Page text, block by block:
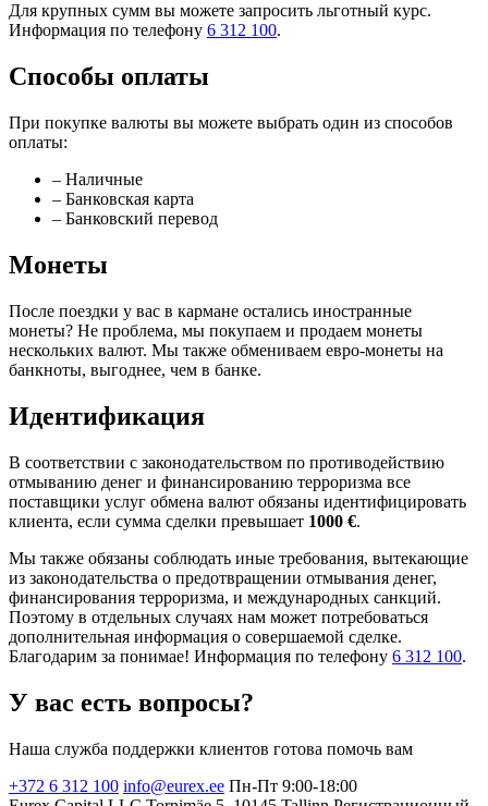
Для крупных сумм вы можете запросить льготный курс.
Информация по телефону 6 312 100.
Способы оплаты
При покупке валюты вы можете выбрать один из способов
оплаты:
– Наличные
– Банковская карта
– Банковский перевод
Монеты
После поездки у вас в кармане остались иностранные
монеты? Не проблема, мы покупаем и продаем монеты
нескольких валют. Мы также обмениваем евро-монеты на
банкноты, выгоднее, чем в банке.
Идентификация
В соответствии с законодательством по противодействию
отмыванию денег и финансированию терроризма все
поставщики услуг обмена валют обязаны идентифицировать
клиента, если сумма сделки превышает 1000 €.
Мы также обязаны соблюдать иные требования, вытекающие
из законодательства о предотвращении отмывания денег,
финансирования терроризма, и международных санкций.
Поэтому в отдельных случаях нам может потребоваться
дополнительная информация о совершаемой сделке.
Благодарим за понимае! Информация по телефону 6 312 100.
У вас есть вопросы?
Наша служба поддержки клиентов готова помочь вам
+372 6 312 100 info@eurex.ee Пн-Пт 9:00-18:00